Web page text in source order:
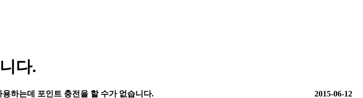
다.
하는데 포인트 충전을 할 수가 없습니다. 2015-06-12